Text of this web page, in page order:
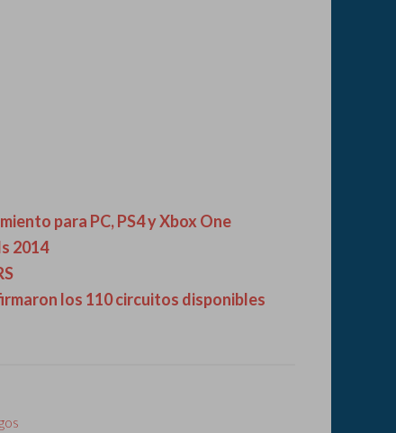
para PC, PS4 y Xbox One
2014
los 110 circuitos disponibles